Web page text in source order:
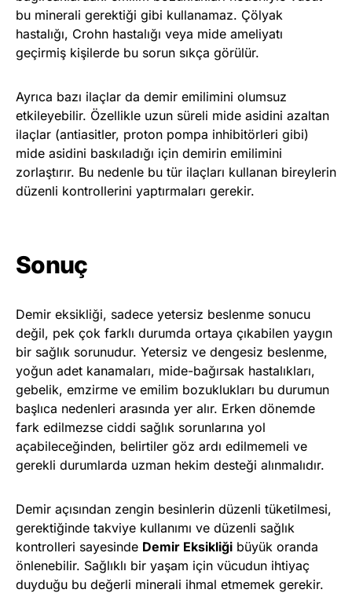
bu minerali gerektiği gibi kullanamaz. Çölyak
hastalığı, Crohn hastalığı veya mide ameliyatı
geçirmiş kişilerde bu sorun sıkça görülür.
Ayrıca bazı ilaçlar da demir emilimini olumsuz
etkileyebilir. Özellikle uzun süreli mide asidini azaltan
ilaçlar (antiasitler, proton pompa inhibitörleri gibi)
mide asidini baskıladığı için demirin emilimini
zorlaştırır. Bu nedenle bu tür ilaçları kullanan bireylerin
düzenli kontrollerini yaptırmaları gerekir.
Sonuç
Demir eksikliği, sadece yetersiz beslenme sonucu
değil, pek çok farklı durumda ortaya çıkabilen yaygın
bir sağlık sorunudur. Yetersiz ve dengesiz beslenme,
yoğun adet kanamaları, mide-bağırsak hastalıkları,
gebelik, emzirme ve emilim bozuklukları bu durumun
başlıca nedenleri arasında yer alır. Erken dönemde
fark edilmezse ciddi sağlık sorunlarına yol
açabileceğinden, belirtiler göz ardı edilmemeli ve
gerekli durumlarda uzman hekim desteği alınmalıdır.
Demir açısından zengin besinlerin düzenli tüketilmesi,
gerektiğinde takviye kullanımı ve düzenli sağlık
kontrolleri sayesinde Demir Eksikliği büyük oranda
önlenebilir. Sağlıklı bir yaşam için vücudun ihtiyaç
duyduğu bu değerli minerali ihmal etmemek gerekir.